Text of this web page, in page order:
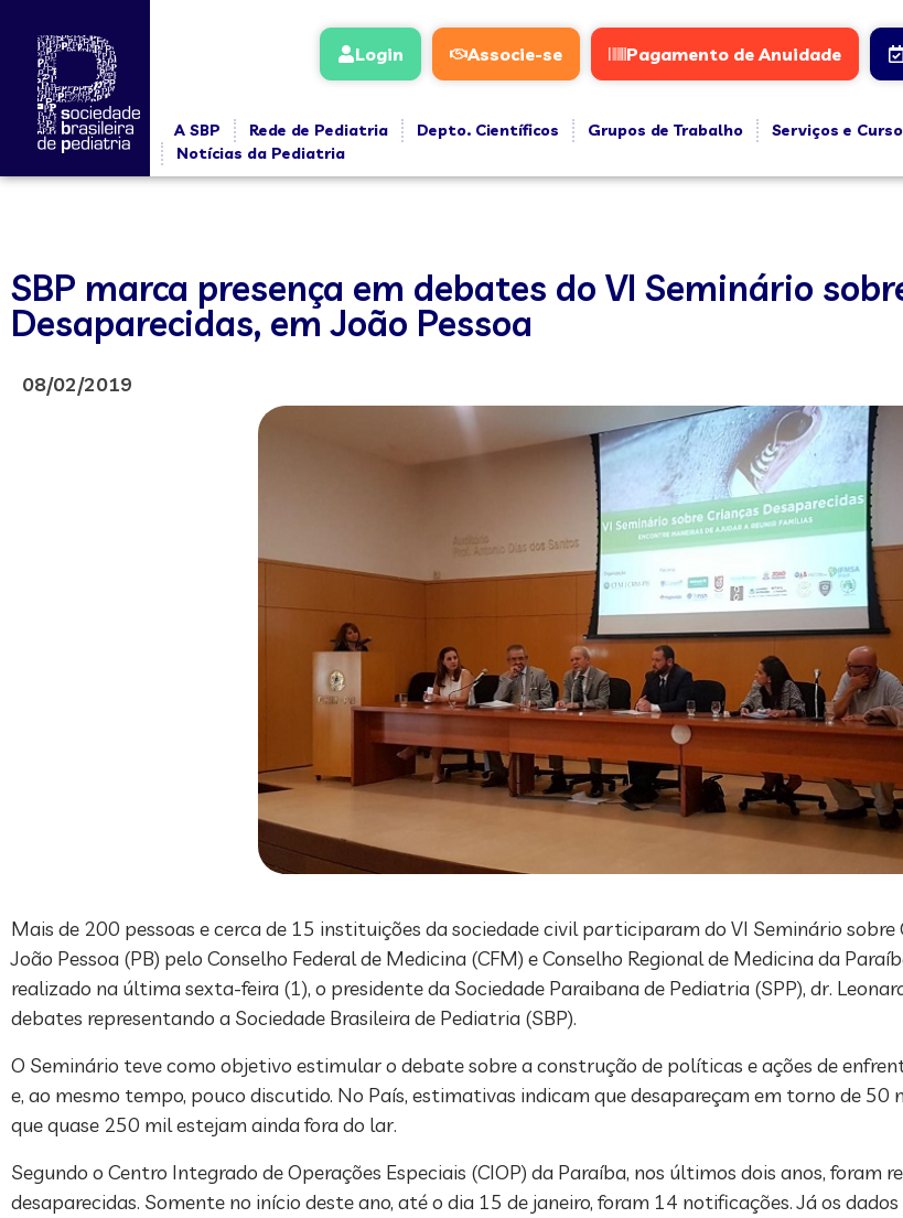
Login Associe-se Pagamento de Anuidade
A SBP Rede de Pediatria Depto. Científicos Grupos de Trabalho Serviços e
Notícias da Pediatria
SBP marca presença em debates do VI Seminário
Desaparecidas, em João Pessoa
08/02/2019
Mais de 200 pessoas e cerca de 15 instituições da sociedade civil participaram do VI Seminário
João Pessoa (PB) pelo Conselho Federal de Medicina (CFM) e Conselho Regional de Medicina da
realizado na última sexta-feira (1), o presidente da Sociedade Paraibana de Pediatria (SPP), dr.
debates representando a Sociedade Brasileira de Pediatria (SBP).
O Seminário teve como objetivo estimular o debate sobre a construção de políticas e ações de
e, ao mesmo tempo, pouco discutido. No País, estimativas indicam que desapareçam em torno de 50
que quase 250 mil estejam ainda fora do lar.
Segundo o Centro Integrado de Operações Especiais (CIOP) da Paraíba, nos últimos dois anos, foram
desaparecidas. Somente no início deste ano, até o dia 15 de janeiro, foram 14 notificações. Já os